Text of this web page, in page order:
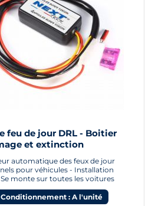
feu de jour DRL - Boitier
et extinction
pour feux de jour Led
automatique des feux de jour
pour véhicules - Installation
monte sur toutes les voitures
Conditionnement : A l'unité